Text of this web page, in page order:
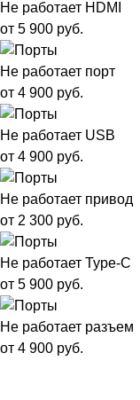
Не работает HDMI
от 5 900 руб.
Не работает порт
от 4 900 руб.
Не работает USB
от 4 900 руб.
Не работает привод
от 2 300 руб.
Не работает Type-C
от 5 900 руб.
Не работает разъем
от 4 900 руб.